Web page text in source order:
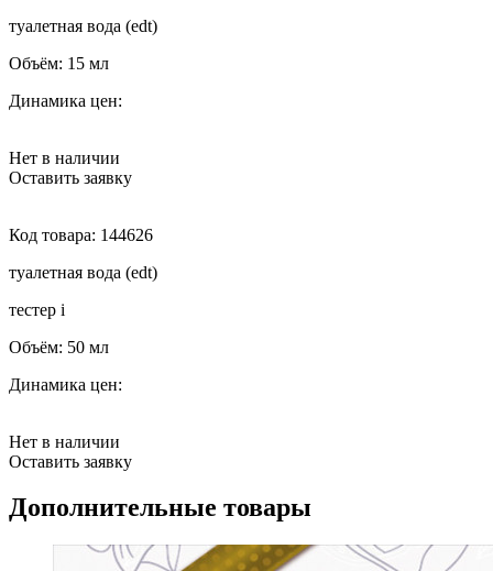
туалетная вода (edt)
Объём: 15 мл
Динамика цен:
Нет в наличии
Оставить заявку
Код товара: 144626
туалетная вода (edt)
тестер i
Объём: 50 мл
Динамика цен:
Нет в наличии
Оставить заявку
Дополнительные товары